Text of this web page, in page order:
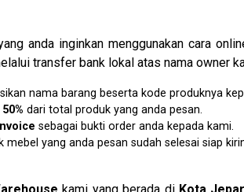
anda inginkan menggunakan cara
transfer bank lokal atas nama owner
nama barang beserta kode produknya
dari total produk yang anda pesan.
sebagai bukti order anda kepada kami.
mebel yang anda pesan sudah selesai siap